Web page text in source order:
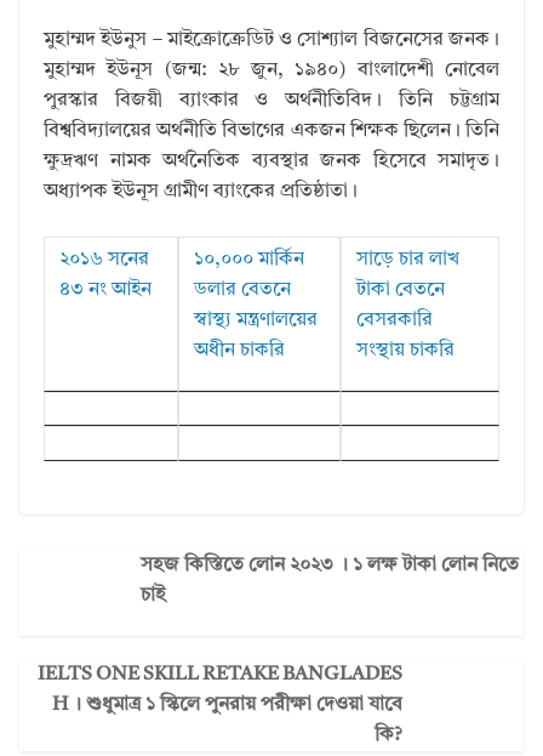
মুহাম্মদ ইউনুস – মাইক্রোক্রেডিট ও সোশ্যাল বিজনেসের জনক।
মুহাম্মদ ইউনূস (জন্ম: ২৮ জুন, ১৯৪০) বাংলাদেশী নোবেল
পুরস্কার বিজয়ী ব্যাংকার ও অর্থনীতিবিদ। তিনি চট্টগ্রাম
বিশ্ববিদ্যালয়ের অর্থনীতি বিভাগের একজন শিক্ষক ছিলেন। তিনি
ক্ষুদ্রঋণ নামক অর্থনৈতিক ব্যবস্থার জনক হিসেবে সমাদৃত।
অধ্যাপক ইউনূস গ্রামীণ ব্যাংকের প্রতিষ্ঠাতা।
২০১৬ সনের
৪৩ নং আইন
১০,০০০ মার্কিন
ডলার বেতনে
স্বাস্থ্য মন্ত্রণালয়ের
অধীন চাকরি
সাড়ে চার লাখ
টাকা বেতনে
বেসরকারি
সংস্থায় চাকরি
সহজ কিস্তিতে লোন ২০২৩ । ১ লক্ষ টাকা লোন নিতে
চাই
IELTS ONE SKILL RETAKE BANGLADES
H । শুধুমাত্র ১ স্কিলে পুনরায় পরীক্ষা দেওয়া যাবে
কি?